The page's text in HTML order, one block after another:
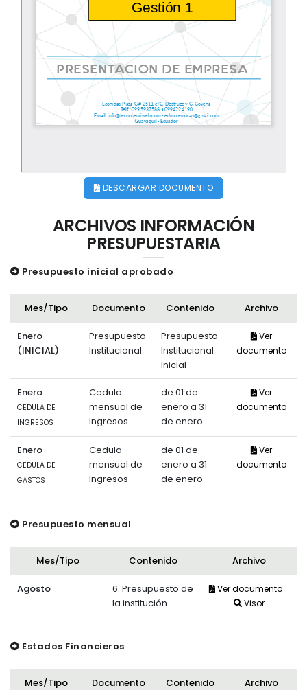
DESCARGAR DOCUMENTO
ARCHIVOS INFORMACIÓN
PRESUPUESTARIA
Presupuesto inicial aprobado
Mes/Tipo Documento Contenido Archivo
Enero
(INICIAL)
Presupuesto
Institucional
Presupuesto
Institucional
Inicial
Ver
documento
Enero
CEDULA DE
INGRESOS
Cedula
mensual de
Ingresos
de 01 de
enero a 31
de enero
Ver
documento
Enero
CEDULA DE
GASTOS
Cedula
mensual de
Ingresos
de 01 de
enero a 31
de enero
Ver
documento
Presupuesto mensual
Mes/Tipo Contenido Archivo
Agosto
6. Presupuesto de
la institución
Ver documento
Visor
Estados Financieros
Mes/Tipo Documento Contenido Archivo